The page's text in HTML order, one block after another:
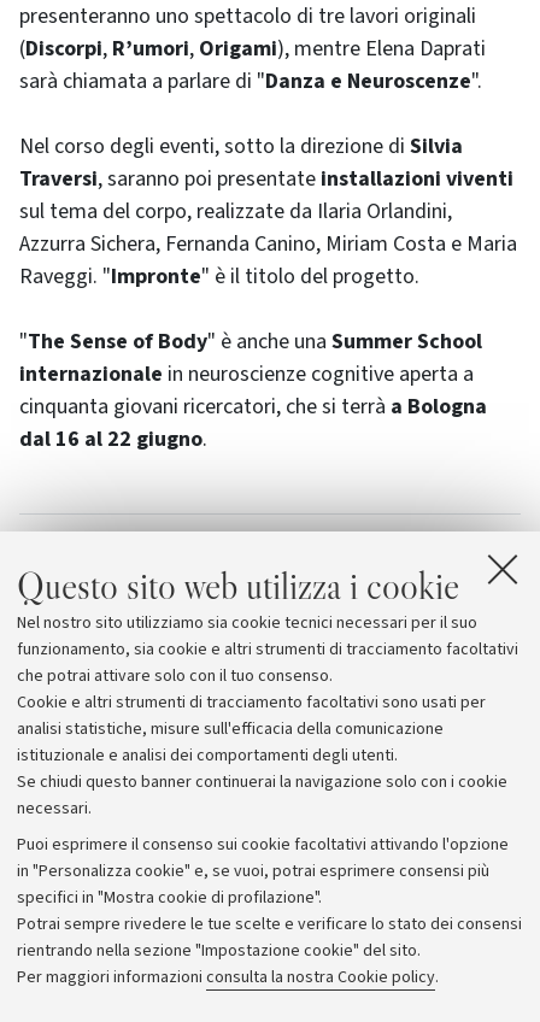
Questo sito web utilizza i cookie
Nel nostro sito utilizziamo sia cookie tecnici necessari per il suo
funzionamento, sia cookie e altri strumenti di tracciamento facoltativi
che potrai attivare solo con il tuo consenso.
Cookie e altri strumenti di tracciamento facoltativi sono usati per
analisi statistiche, misure sull'efficacia della comunicazione
istituzionale e analisi dei comportamenti degli utenti.
Se chiudi questo banner continuerai la navigazione solo con i cookie
necessari.
Puoi esprimere il consenso sui cookie facoltativi attivando l'opzione
in "Personalizza cookie" e, se vuoi, potrai esprimere consensi più
specifici in "Mostra cookie di profilazione".
Potrai sempre rivedere le tue scelte e verificare lo stato dei consensi
rientrando nella sezione "Impostazione cookie" del sito.
Per maggiori informazioni consulta la nostra Cookie policy.
presenteranno uno spettacolo di tre lavori originali
(Discorpi, R’umori, Origami), mentre Elena Daprati
sarà chiamata a parlare di "Danza e Neuroscenze".
Nel corso degli eventi, sotto la direzione di Silvia
Traversi, saranno poi presentate installazioni viventi
sul tema del corpo, realizzate da Ilaria Orlandini,
Azzurra Sichera, Fernanda Canino, Miriam Costa e Maria
Raveggi. "Impronte" è il titolo del progetto.
"The Sense of Body" è anche una Summer School
internazionale in neuroscienze cognitive aperta a
cinquanta giovani ricercatori, che si terrà a Bologna
dal 16 al 22 giugno.
Programma[628.1 KB]
The Sense of Body
Archivio
Comunicati stampa
Redazione
Rassegna stampa